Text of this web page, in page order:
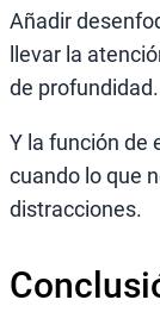
Añadir
llevar la
de profundidad.
Y la función de
cuando lo que
distracciones.